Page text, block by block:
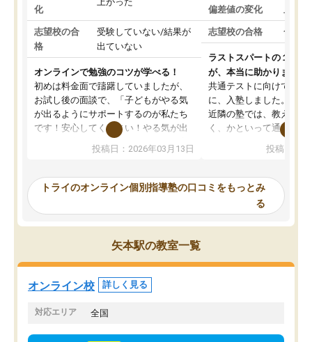
化
志望校の合
格
受験していない/結果が
出ていない
オンラインで勉強のコツが学べる！
初めは料金面で躊躇していましたが、
お試し後の面談で、「子どもがやる気
が出るようにサポートするのが私たち
です！安心してください！やる気が出
ないのは私たち講師の責任です」と言
ってくださり、確かに！と考えて、思
ったんですが、学生の先生から学ぶこ
み、徐々に成績が上がったらいいなと
思っていました。何が今足りないのか
を的確に指導いただき、子どももびっ
くりするほど楽しんでやる気を持って
塾を受けています。狙い通り、少しず
つ成績も上がり、苦手意識も無くなっ
てきたので、さらに苦手な数学も追加
でお願いしました。来年の高校受験に
投稿日：2026年03月13日
偏差値の変化
志望校の合格 合格
ラストスパートの１か月
が、本当に助かりました
共通テストに向けての追
に、入塾しました。田舎
近隣の塾では、教えても
く、かといって通うには
可能なので本当に助か
らないところをピンポイ
頂いて、とてもわかり
していました。一生を
スト、多少お金がかかっ
投稿日：
トライのオンライン個別指導塾の口コミをもっとみ
る
矢本駅の教室一覧
オンライン校 詳しく見る
対応エリア 全国